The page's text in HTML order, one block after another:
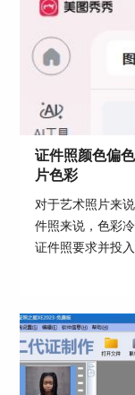
6.照片保存-待
存”一键保存
可。
证件照颜色偏
片色彩
对于艺术照片来
件照来说，色彩
证件照要求并投
文章就告诉大家